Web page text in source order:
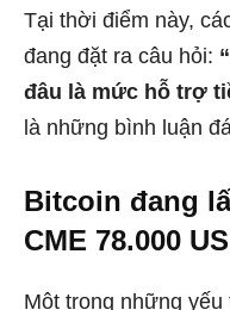
Tại thời điểm này,
đang đặt ra câu hỏi:
đâu là mức hỗ trợ
là những bình luận
Bitcoin đang
CME 78.000
Một trong những